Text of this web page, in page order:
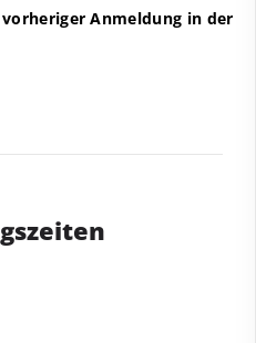
Anmeldung in der